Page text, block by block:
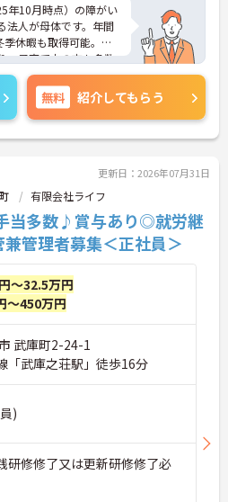
年10月時点）の障がい
法人が母体です。年間
休暇も取得可能。産
、子育て中の方も多数
ンスを大切にしながら
修制度や外部勉強会
ップもしっかりサポー
アマネージャーへのキ
20代から60代まで幅広
したい方、福祉の資格
でキャリアを築きたい
、サービス管理責任者
く明確なステップアッ
。急成長中の企業であ
専門性を高めながらマ
に入れていただけま
10時間程度という就
や育児休暇制度がしっ
ンとオフの切り替えを
た状態で長くご活躍い
入居者様20名定員を
、国基準を上回る人員
れているため、業務に
ペースに合わせたサ
無料 紹介してもらう
更新日：2026年07月31日
有限会社ライフ
当多数♪賞与あり◎就労継
管理者募集＜正社員＞
～32.5万円
～450万円
武庫町2-24-1
「武庫之荘駅」徒歩16分
)
研修修了又は更新研修修了必